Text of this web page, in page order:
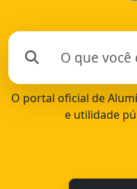
O portal oficial de
e utilidade